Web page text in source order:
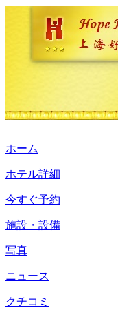
ホーム
ホテル詳細
今すぐ予約
施設・設備
写真
ニュース
クチコミ